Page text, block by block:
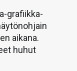
grafiikka-
aikana.
huhut